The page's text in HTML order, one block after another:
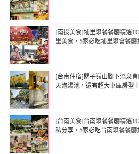
[南投美食]埔里聚餐餐廳精選
里美食，5家必吃埔里聚會餐廳
[台南住宿]關子嶺山腳下溫泉
天泡湯池，還有超大車庫房型
[台南美食]台南聚餐餐廳精選
私分享，5家必吃台南聚餐餐廳